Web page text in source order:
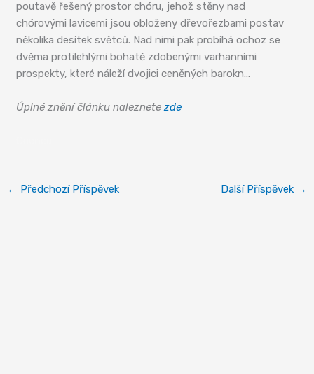
poutavě řešený prostor chóru, jehož stěny nad
chórovými lavicemi jsou obloženy dřevořezbami postav
několika desítek světců. Nad nimi pak probíhá ochoz se
dvěma protilehlými bohatě zdobenými varhanními
prospekty, které náleží dvojici ceněných barokn…
Úplné znění článku naleznetezde
← Předchozí Příspěvek Další Příspěvek →